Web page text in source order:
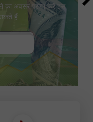
अवसर प्राप्त करें इस
सकते हैं